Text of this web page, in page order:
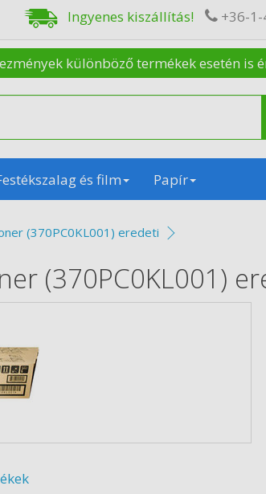
Ingyenes kiszállítás! +36-
különböző termékek esetén is
és film Papír
(370PC0KL001) eredeti
(370PC0KL001)